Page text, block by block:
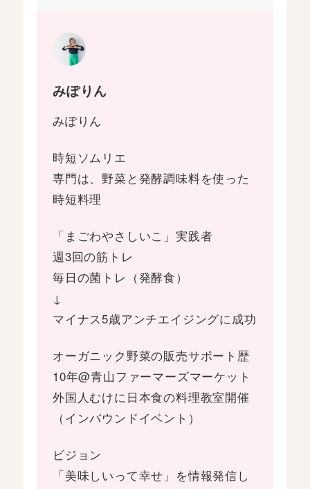
みぽりん
みぽりん
時短ソムリエ
専門は、野菜と発酵調味料を使った
時短料理
「まごわやさしいこ」実践者
週3回の筋トレ
毎日の菌トレ（発酵食）
↓
マイナス5歳アンチエイジングに成功
オーガニック野菜の販売サポート歴
10年@青山ファーマーズマーケット
外国人むけに日本食の料理教室開催
（インバウンドイベント）
ビジョン
「美味しいって幸せ」を情報発信し